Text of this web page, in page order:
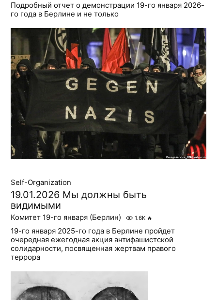
Подробный отчет о демонстрации 19-го января 2026-
го года в Берлине и не только
Self-Organization
19.01.2026 Мы должны быть
видимыми
Комитет 19-го января (Берлин) 1.6K 🔥
19-го января 2025-го года в Берлине пройдет
очередная ежегодная акция антифашистской
солидарности, посвященная жертвам правого
террора